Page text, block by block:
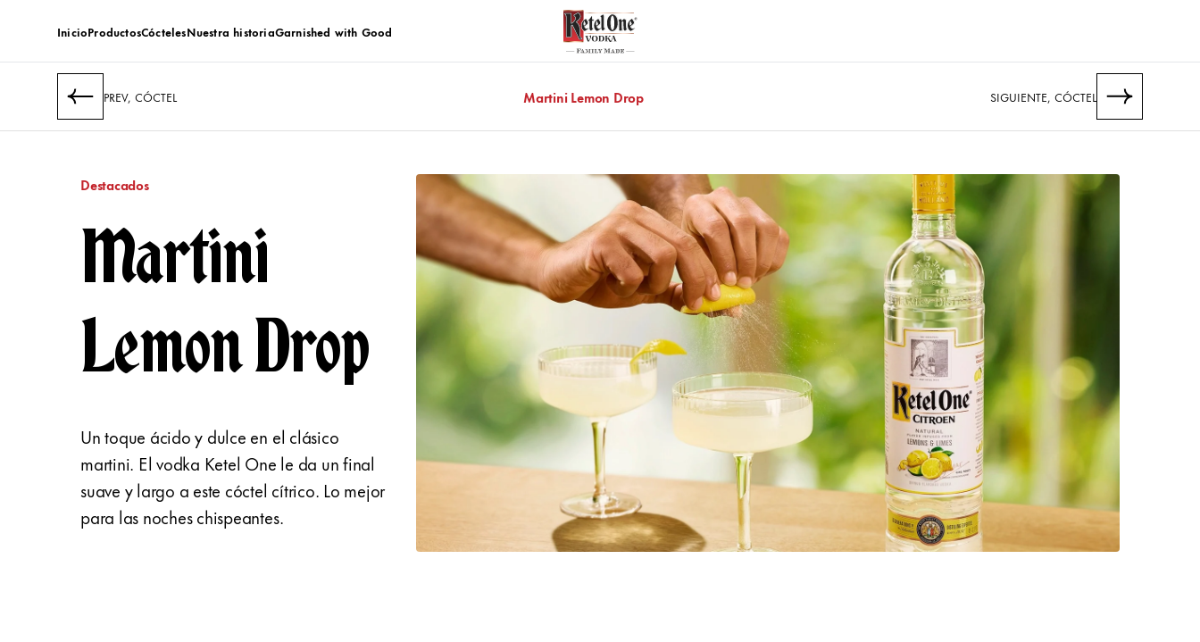
InicioProductosCóctelesNuestra historiaGarnished with Good
PREV, CÓCTEL Martini Lemon Drop ​SIGUIENTE, CÓCTEL
Destacados
Martini
Lemon Drop
Un toque ácido y dulce en el clásico
martini. El vodka Ketel One le da un final
suave y largo a este cóctel cítrico. Lo mejor
para las noches chispeantes.